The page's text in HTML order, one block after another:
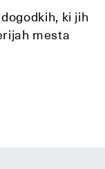
ki jih
mesta